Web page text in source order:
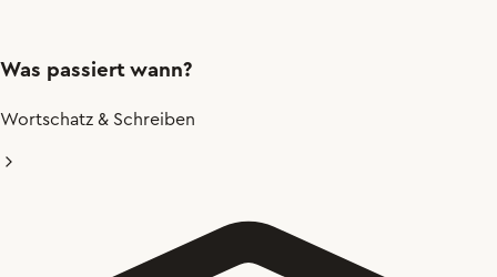
Was passiert wann?
Wortschatz & Schreiben